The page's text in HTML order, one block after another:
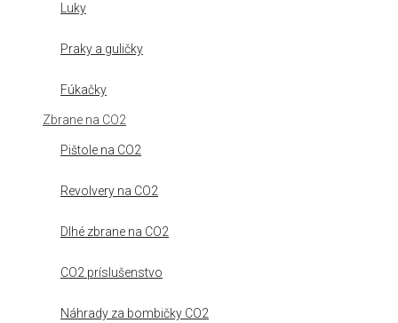
Luky
Praky a guličky
Fúkačky
Zbrane na CO2
Pištole na CO2
Revolvery na CO2
Dlhé zbrane na CO2
CO2 príslušenstvo
Náhrady za bombičky CO2